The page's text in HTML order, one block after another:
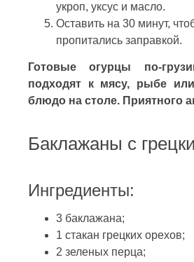
укроп, уксус и масло.
Оставить на 30 минут,
пропитались заправкой.
Готовые огурцы по-
подходят к мясу, рыбе
блюдо на столе. Приятного
Баклажаны с
Ингредиенты:
3 баклажана;
1 стакан грецких орехов;
2 зеленых перца;